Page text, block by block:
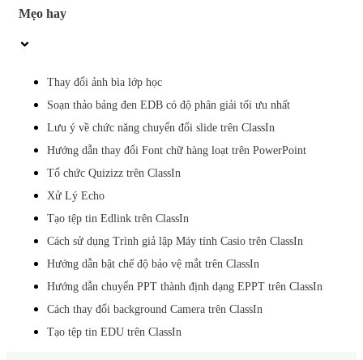
Mẹo hay
Thay đổi ảnh bìa lớp học
Soạn thảo bảng đen EDB có độ phân giải tối ưu nhất
Lưu ý về chức năng chuyển đổi slide trên ClassIn
Hướng dẫn thay đổi Font chữ hàng loạt trên PowerPoint
Tổ chức Quizizz trên ClassIn
Xử Lý Echo
Tạo tệp tin Edlink trên ClassIn
Cách sử dụng Trình giả lập Máy tính Casio trên ClassIn
Hướng dẫn bật chế độ bảo vệ mắt trên ClassIn
Hướng dẫn chuyển PPT thành định dạng EPPT trên ClassIn
Cách thay đổi background Camera trên ClassIn
Tạo tệp tin EDU trên ClassIn